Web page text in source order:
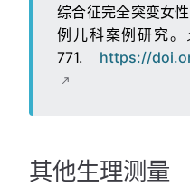
综合征完全突变女
例儿科案例研究。
771. https://
其他生理测量